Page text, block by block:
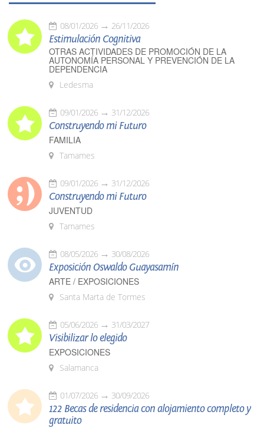
08/01/2026 26/11/2026
Estimulación Cognitiva
OTRAS ACTIVIDADES DE PROMOCIÓN DE LA
AUTONOMÍA PERSONAL Y PREVENCIÓN DE LA
DEPENDENCIA
Ledesma
09/01/2026 31/12/2026
Construyendo mi Futuro
FAMILIA
Tamames
09/01/2026 31/12/2026
Construyendo mi Futuro
JUVENTUD
Tamames
08/05/2026 30/08/2026
Exposición Oswaldo Guayasamín
ARTE / EXPOSICIONES
Santa Marta de Tormes
05/06/2026 31/03/2027
Visibilizar lo elegido
EXPOSICIONES
Salamanca
01/07/2026 30/09/2026
122 Becas de residencia con alojamiento completo y
gratuito